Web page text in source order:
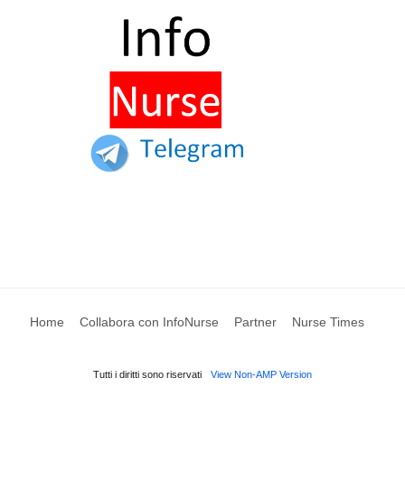
Home Collabora con InfoNurse Partner Nurse Times
Tutti i diritti sono riservati View Non-AMP Version